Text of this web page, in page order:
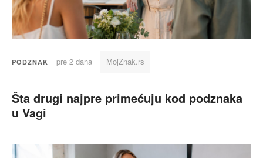
PODZNAK pre 2 dana MojZnak.rs
Šta drugi najpre primećuju kod podznaka
u Vagi